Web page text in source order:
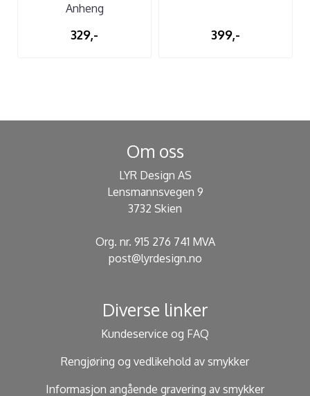
Anheng
329,- 399,-
Om oss
LYR Design AS
Lensmannsvegen 9
3732 Skien
Org. nr. 915 276 741 MVA
post@lyrdesign.no
Diverse linker
Kundeservice og FAQ
Rengjøring og vedlikehold av smykker
Informasjon angående gravering av smykker